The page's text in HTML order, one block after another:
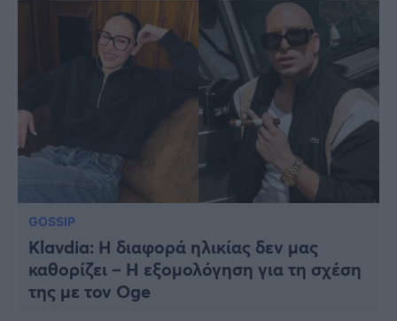
GOSSIP
Klavdia: Η διαφορά ηλικίας δεν μας
καθορίζει – H εξομολόγηση για τη σχέση
της με τον Oge